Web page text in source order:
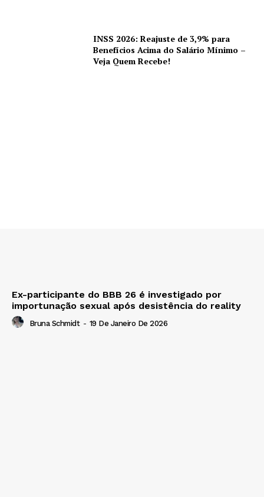
INSS 2026: Reajuste de 3,9% para
Benefícios Acima do Salário Mínimo –
Veja Quem Recebe!
Ex-participante do BBB 26 é investigado por
importunação sexual após desistência do reality
Bruna Schmidt - 19 De Janeiro De 2026